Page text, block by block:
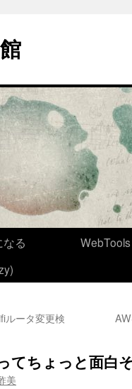
る
WebTools
ルータ変更検
ちょっと面白
美